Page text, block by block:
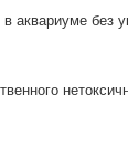
аквариуме без